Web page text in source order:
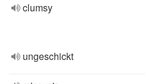
clumsy
ungeschickt